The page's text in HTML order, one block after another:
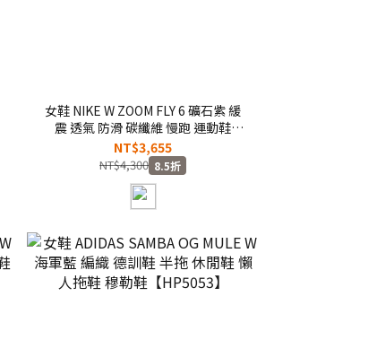
女鞋 NIKE W ZOOM FLY 6 礦石紫 緩
震 透氣 防滑 碳纖維 慢跑 運動鞋
【IW2036-220】
NT$3,655
NT$4,300 8.5折